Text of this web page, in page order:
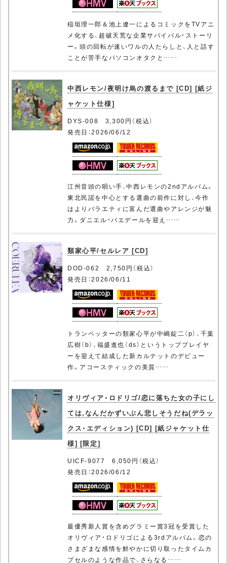
稲垣理一郎＆池上遼一によるコミックをTVアニ
メ化する、超破天荒な企業サバイバル・ストーリ
ー。頭の回転が速いワルの人たらしと、人と話す
ことが苦手なパソコンオタクと……
中西レモン/夜明け烏の渡るまで [CD] [紙ジ
ャケット仕様]
DYS-008 3,300円（税込）
発売日：2026/06/12
江州音頭の唄い手、中西レモンの2ndアルバム。
東北民謡を中心とする選曲の前作に対し、今作
はよりバラエティに富んだ選曲やアレンジが魅
力。ダニエル・バエデールを迎え……
類家心平/セルレア [CD]
DOD-062 2,750円（税込）
発売日：2026/06/11
トランペッターの類家心平が中嶋錠二（p）、千葉
広樹（b）、福盛進也（ds）というトッププレイヤ
ーを迎えて結成した新カルテットのデビュー
作。アコースティックの美質……
オリヴィア・ロドリゴ/恋に落ちた女の子にし
ては,なんだかずいぶん悲しそうだね(デラッ
クス・エディション) [CD] [紙ジャケット仕
様] [限定]
UICF-9077 6,050円（税込）
発売日：2026/06/12
最優秀新人賞を含めグラミー賞3冠を受賞した
オリヴィア・ロドリゴによる3rdアルバム。恋の
さまざまな感情を鮮やかに切り取ったタイムカ
プセルのような作品で、さらなる……